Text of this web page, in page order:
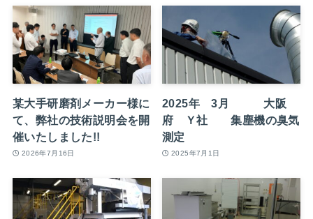
某大手研磨剤メーカー様に
て、弊社の技術説明会を開
催いたしました!!
2026年7月16日
2025年 3月 大阪
府 Ｙ社 集塵機の臭気
測定
2025年7月1日